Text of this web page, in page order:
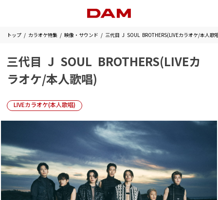
トップ カラオケ特集 映像・サウンド 三代目 J SOUL BROTHERS(LIVEカラオケ/本人歌
三代目 J SOUL BROTHERS(LIVEカ
ラオケ/本人歌唱)
LIVEカラオケ(本人歌唱)